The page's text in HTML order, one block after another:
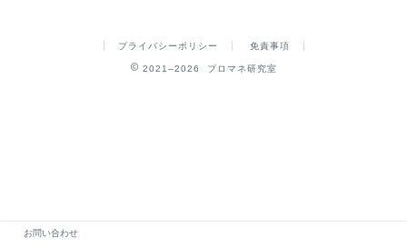
プライバシーポリシー 免責事項
2021–2026 プロマネ研究室
お問い合わせ